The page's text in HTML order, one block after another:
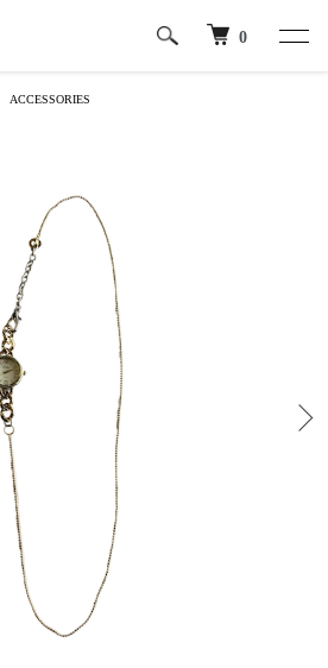
0
ACCESSORIES